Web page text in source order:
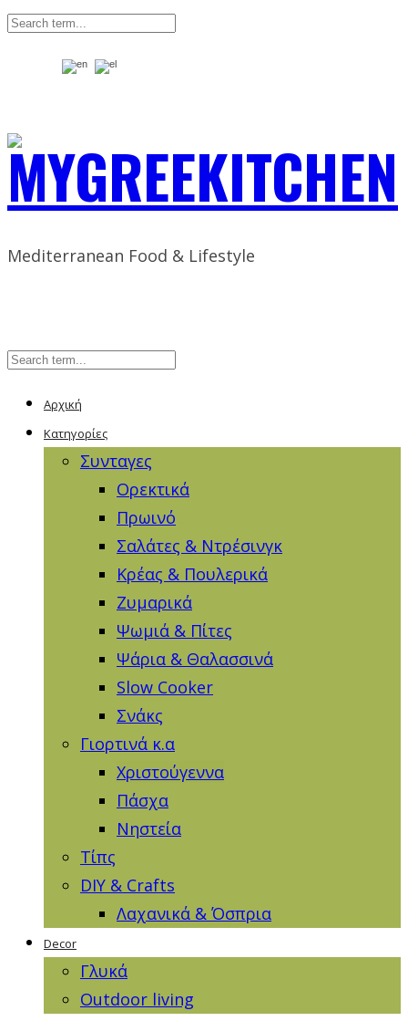
Mediterranean Food & Lifestyle
Αρχική
Κατηγορίες
Συνταγες
Ορεκτικά
Πρωινό
Σαλάτες & Ντρέσινγκ
Κρέας & Πουλερικά
Ζυμαρικά
Ψωμιά & Πίτες
Ψάρια & Θαλασσινά
Slow Cooker
Σνάκς
Γιορτινά κ.α
Χριστούγεννα
Πάσχα
Νηστεία
Τίπς
DIY & Crafts
Λαχανικά & Όσπρια
Decor
Γλυκά
Outdoor living